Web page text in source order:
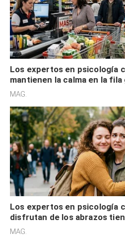
Los expertos en psicología
mantienen la calma en la
cognitiva, gratitud y no solo
MAG.
Los expertos en psicología
disfrutan de los abrazos
sensibilidad a los estímulos
MAG.